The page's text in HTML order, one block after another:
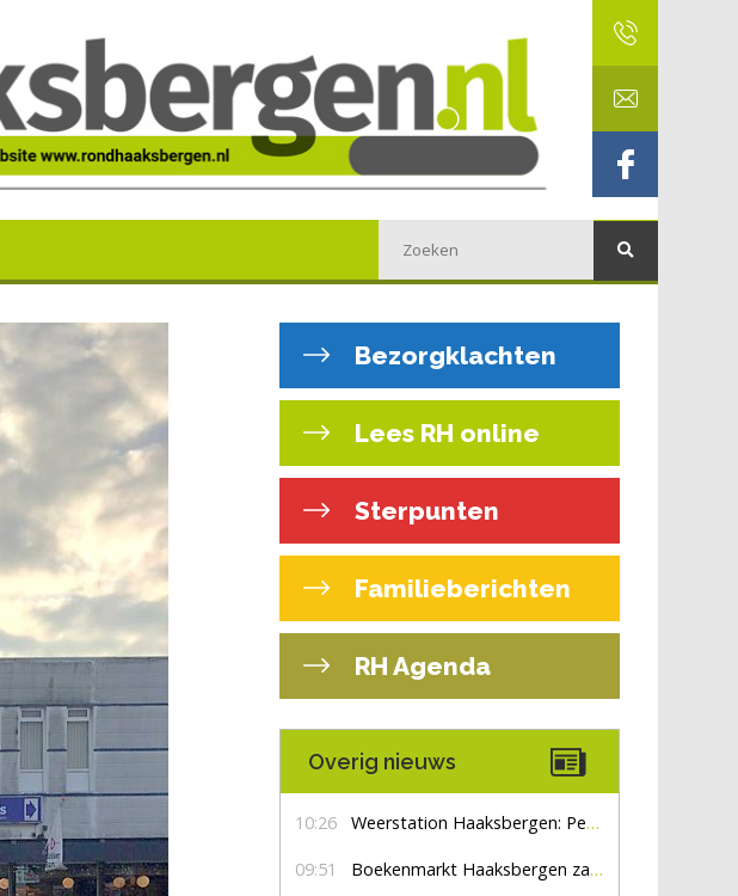
Bezorgklachten
Lees RH online
Sterpunten
Familieberichten
RH Agenda
Overig nieuws
10:26 Weerstation Haaksbergen: Perioden met zon en droog
09:51 Boekenmarkt Haaksbergen zaterdag 8 augustus, marktplein Haaksbergen